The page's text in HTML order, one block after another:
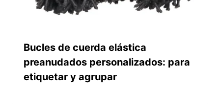
Bucles de cuerda elástica
preanudados personalizados: para
etiquetar y agrupar